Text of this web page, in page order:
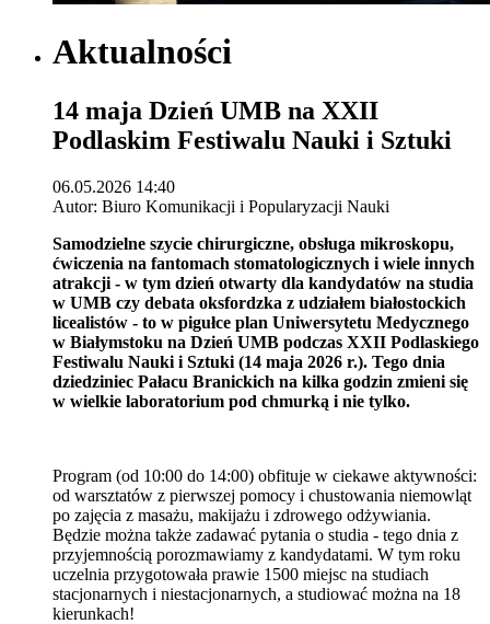
Aktualności
14 maja Dzień UMB na XXII
Podlaskim Festiwalu Nauki i Sztuki
06.05.2026 14:40
Autor: Biuro Komunikacji i Popularyzacji Nauki
Samodzielne szycie chirurgiczne, obsługa mikroskopu,
ćwiczenia na fantomach stomatologicznych i wiele innych
atrakcji - w tym dzień otwarty dla kandydatów na studia
w UMB czy debata oksfordzka z udziałem białostockich
licealistów - to w pigułce plan Uniwersytetu Medycznego
w Białymstoku na Dzień UMB podczas XXII Podlaskiego
Festiwalu Nauki i Sztuki (14 maja 2026 r.). Tego dnia
dziedziniec Pałacu Branickich na kilka godzin zmieni się
w wielkie laboratorium pod chmurką i nie tylko.
Program (od 10:00 do 14:00) obfituje w ciekawe aktywności:
od warsztatów z pierwszej pomocy i chustowania niemowląt
po zajęcia z masażu, makijażu i zdrowego odżywiania.
Będzie można także zadawać pytania o studia - tego dnia z
przyjemnością porozmawiamy z kandydatami. W tym roku
uczelnia przygotowała prawie 1500 miejsc na studiach
stacjonarnych i niestacjonarnych, a studiować można na 18
kierunkach!